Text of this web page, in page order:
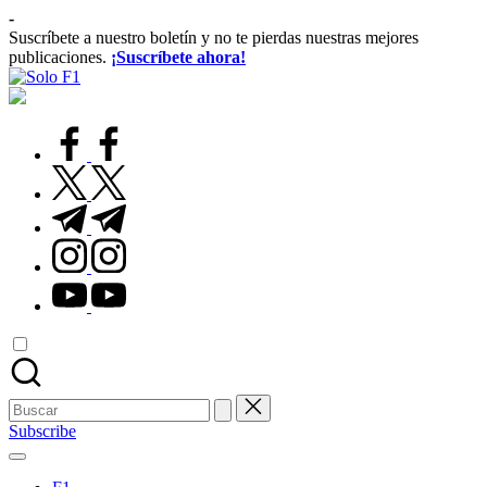
Saltar
al
contenido
-
Suscríbete a nuestro boletín y no te pierdas nuestras mejores
publicaciones. ¡Suscríbete ahora!
Para
facebook.com
twitter.com
t.me
instagram.com
youtube.com
Buscar:
Subscribe